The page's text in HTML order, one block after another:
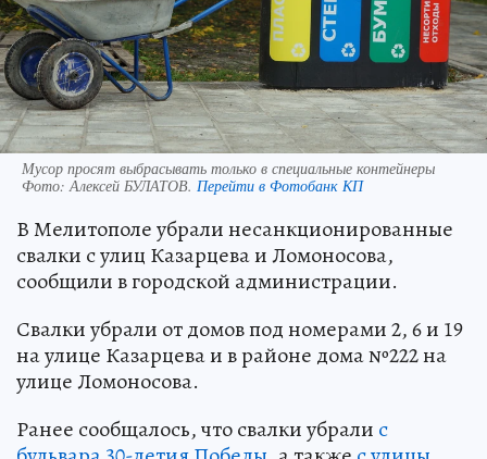
Мусор просят выбрасывать только в специальные контейнеры
Фото: Алексей БУЛАТОВ. Перейти в Фотобанк КП
В Мелитополе убрали несанкционированные
свалки с улиц Казарцева и Ломоносова,
сообщили в городской администрации.
Свалки убрали от домов под номерами 2, 6 и 19
на улице Казарцева и в районе дома №222 на
улице Ломоносова.
Ранее сообщалось, что свалки убрали с